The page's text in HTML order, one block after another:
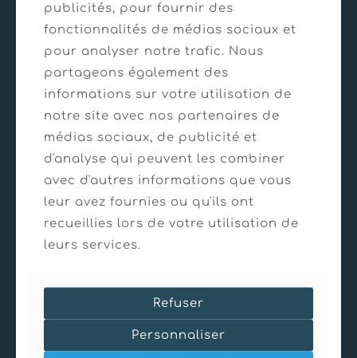
Diagnostic structurel – Bâtiment BAYER – Lyon –
22/01/2025
Diagnostic structurel – Bâtiment BAYER – Lyon – 69
En savoir plus
publicités, pour fournir des
fonctionnalités de médias sociaux et
pour analyser notre trafic. Nous
partageons également des
informations sur votre utilisation de
notre site avec nos partenaires de
médias sociaux, de publicité et
d'analyse qui peuvent les combiner
avec d'autres informations que vous
leur avez fournies ou qu'ils ont
recueillies lors de votre utilisation de
leurs services.
Refuser
Personnaliser